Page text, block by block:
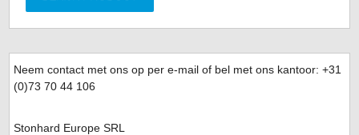
Neem contact met ons op per e-mail of bel met ons kantoor: +31
(0)73 70 44 106
Stonhard Europe SRL